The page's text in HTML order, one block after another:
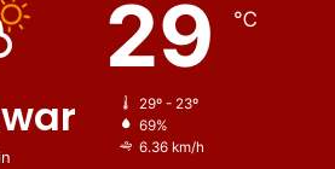
29 ℃
29º - 23º
69%
6.36 km/h